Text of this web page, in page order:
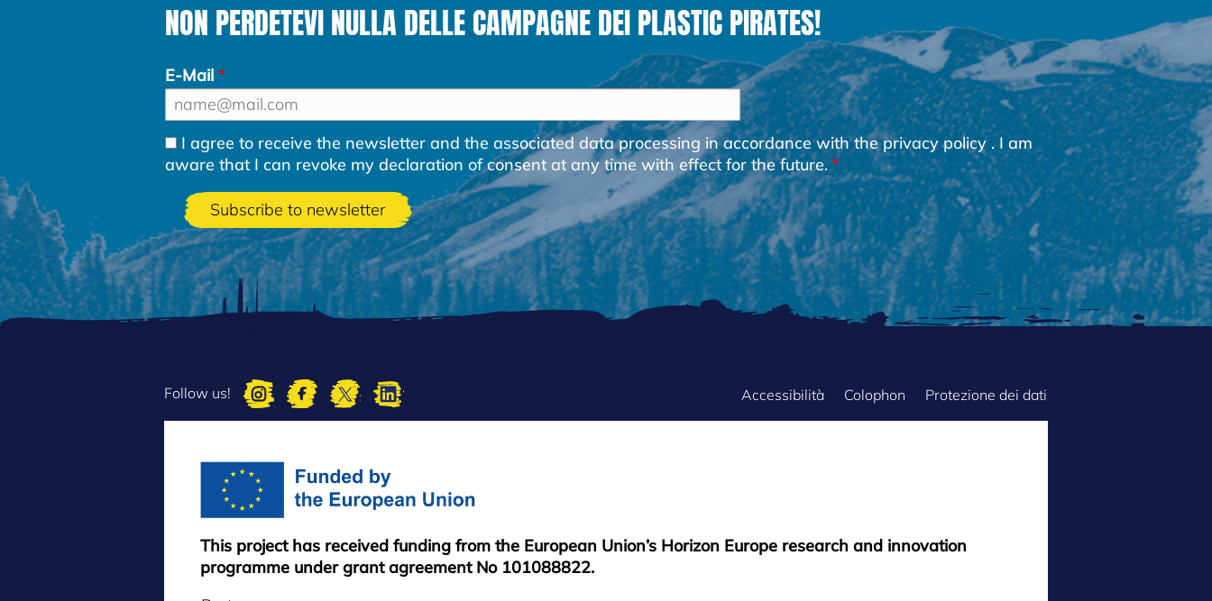
NON PERDETEVI NULLA DELLE CAMPAGNE DEI PLASTIC PIRATES!
E-Mail
I agree to receive the newsletter and the associated data processing in accordance with theprivacy policy. I am
aware that I can revoke my declaration of consent at any time with effect for the future.
Follow us!
FOOTER
Accessibilità Colophon Protezione dei dati
This project has received funding from the European Union’s Horizon Europe research and innovation
programme under grant agreement No 101088822.